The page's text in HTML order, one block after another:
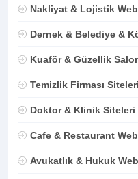
Nakliyat & Lojistik
Dernek & Belediye &
Kuaför & Güzellik
Temizlik Firması Siteleri
Doktor & Klinik Siteleri
Cafe & Restaurant
Avukatlık & Hukuk